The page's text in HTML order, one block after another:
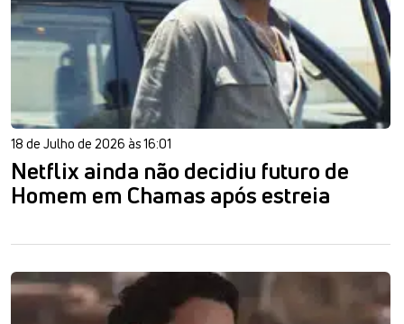
18 de Julho de 2026 às 16:01
Netflix ainda não decidiu futuro de
Homem em Chamas após estreia